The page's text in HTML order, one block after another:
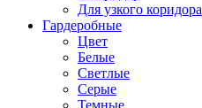
Для узкого коридора
Гардеробные
Цвет
Белые
Светлые
Серые
Темные